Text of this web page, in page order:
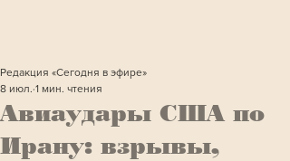
Авиаудары США по
Ирану: взрывы,
Редакция «Сегодня в эфире»
8 июл. 1 мин. чтения